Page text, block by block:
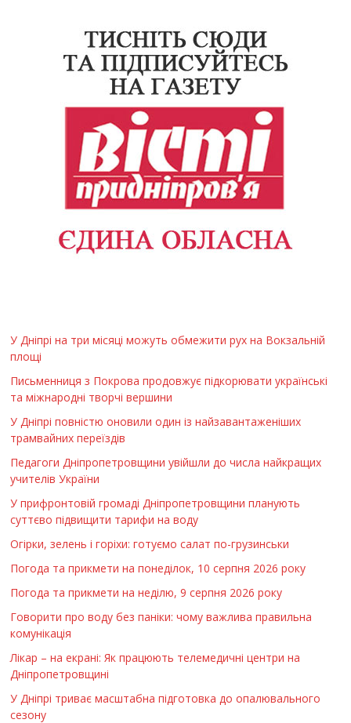
У Дніпрі на три місяці можуть обмежити рух на Вокзальній
площі
Письменниця з Покрова продовжує підкорювати українські
та міжнародні творчі вершини
У Дніпрі повністю оновили один із найзавантаженіших
трамвайних переїздів
Педагоги Дніпропетровщини увійшли до числа найкращих
учителів України
У прифронтовій громаді Дніпропетровщини планують
суттєво підвищити тарифи на воду
Огірки, зелень і горіхи: готуємо салат по-грузинськи
Погода та прикмети на понеділок, 10 серпня 2026 року
Погода та прикмети на неділю, 9 серпня 2026 року
Говорити про воду без паніки: чому важлива правильна
комунікація
Лікар – на екрані: Як працюють телемедичні центри на
Дніпропетровщині
У Дніпрі триває масштабна підготовка до опалювального
сезону